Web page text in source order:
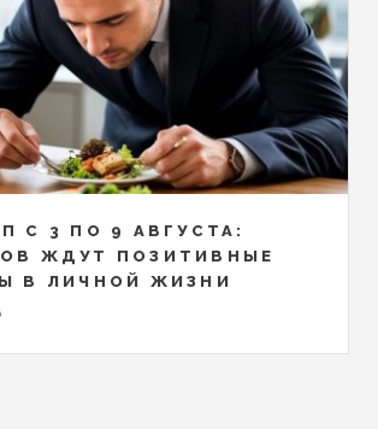
С 3 ПО 9 АВГУСТА:
ЖДУТ ПОЗИТИВНЫЕ
В ЛИЧНОЙ ЖИЗНИ